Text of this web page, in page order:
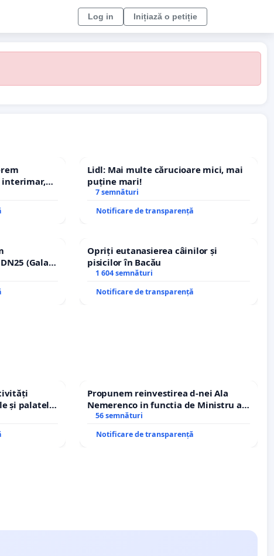
Log in Inițiază o petiție
interimar,
Lidl: Mai multe cărucioare mici, mai
puține mari!
7 semnături
Notificare de transparență
(Galați
Opriți eutanasierea câinilor și
pisicilor în Bacău
1 604 semnături
Notificare de transparență
și palatele
Propunem reinvestirea d-nei Ala
Nemerenco in functia de Ministru al
Sanatatii
56 semnături
Notificare de transparență